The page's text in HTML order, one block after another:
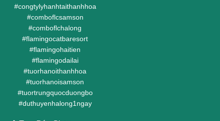
#congtylyhanhtaithanhhoa
#comboflcsamson
#comboflchalong
#flamingocatbaresort
#flamingohaitien
#flamingodailai
#tuorhanoithanhhoa
#tuorhanoisamson
#tuortrungquocduongbo
#duthuyenhalong1ngay